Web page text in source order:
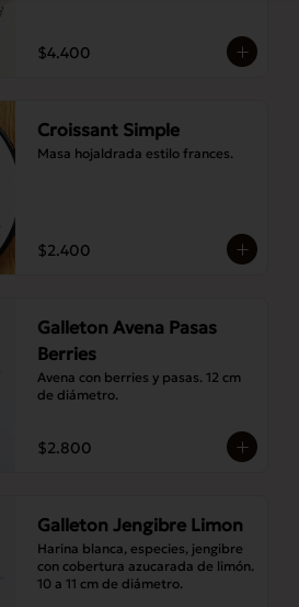
$4.400
Croissant Simple
Masa hojaldrada estilo frances.
$2.400
Galleton Avena Pasas
Berries
Avena con berries y pasas. 12 cm
de diámetro.
$2.800
Galleton Jengibre Limon
Harina blanca, especies, jengibre
con cobertura azucarada de limón.
10 a 11 cm de diámetro.